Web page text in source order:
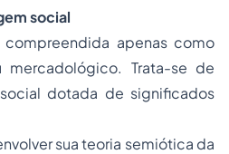
social
apenas como
Trata-se de
dotada de significados
sua teoria semiótica da